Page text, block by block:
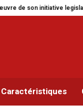
Parlement
Caractéristiques